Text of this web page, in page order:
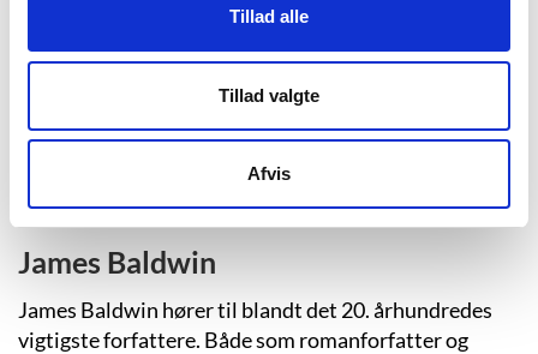
Tillad alle
Tillad valgte
Afvis
Elizabeth Strout
Amerikanske Elizabeth Strout fik sit internationale
gennembrud med romanen ”Olive Kitteridge” fra
2008, som hun året efter modtog Pulitzerprisen for.
James Baldwin
James Baldwin hører til blandt det 20. århundredes
vigtigste forfattere. Både som romanforfatter og